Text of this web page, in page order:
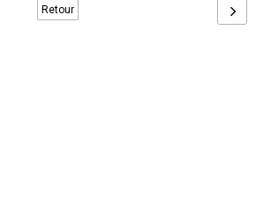
Retour